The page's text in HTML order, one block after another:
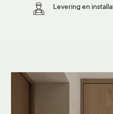
Levering en